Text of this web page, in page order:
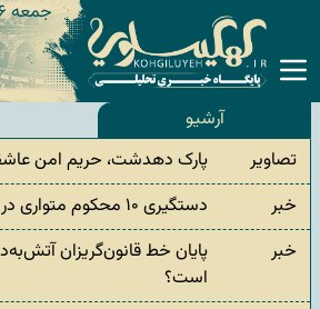
جمعه ۱۴۰۵/۰۵/۱۶
آرشیو
تصاویر
پارک دهدشت، حریم امن
خبر
دستگیری ۱۰ محکوم متواری در کهگیلویه
خبر
پایان خط قانون‌گریزان
است؟